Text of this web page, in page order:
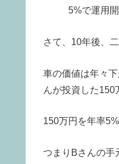
5%で運用開
さて、10年後、
車の価値は年々
んが投資した150
150万円を年率
つまりBさんの手